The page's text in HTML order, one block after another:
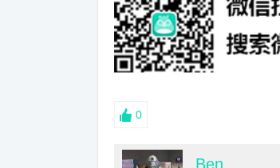
0
Ben